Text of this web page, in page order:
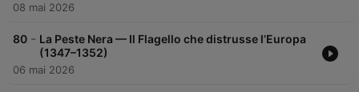
08 mai 2026
80 - La Peste Nera — Il Flagello che distrusse l’Europa
(1347–1352)
06 mai 2026